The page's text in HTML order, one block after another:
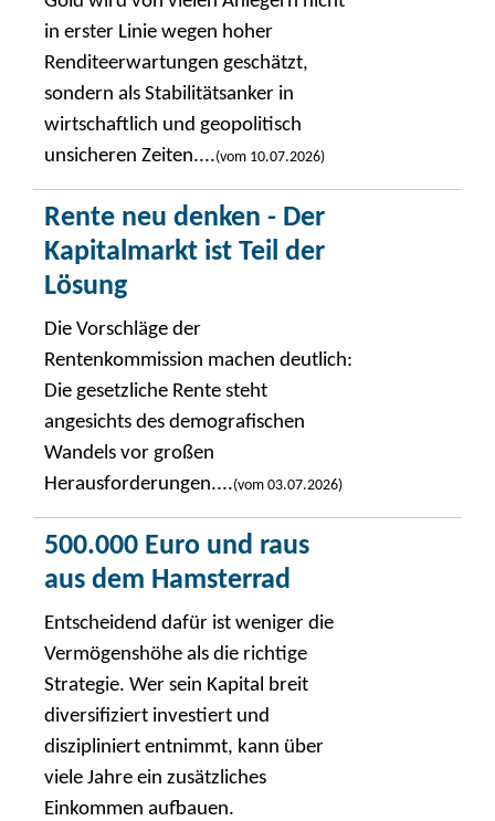
in erster Linie wegen hoher
Renditeerwartungen geschätzt,
sondern als Stabilitätsanker in
wirtschaftlich und geopolitisch
unsicheren Zeiten....(vom 10.07.2026)
Rente neu denken - Der
Kapitalmarkt ist Teil der
Lösung
Die Vorschläge der
Rentenkommission machen deutlich:
Die gesetzliche Rente steht
angesichts des demografischen
Wandels vor großen
Herausforderungen....(vom 03.07.2026)
500.000 Euro und raus
aus dem Hamsterrad
Entscheidend dafür ist weniger die
Vermögenshöhe als die richtige
Strategie. Wer sein Kapital breit
diversifiziert investiert und
diszipliniert entnimmt, kann über
viele Jahre ein zusätzliches
Einkommen aufbauen.